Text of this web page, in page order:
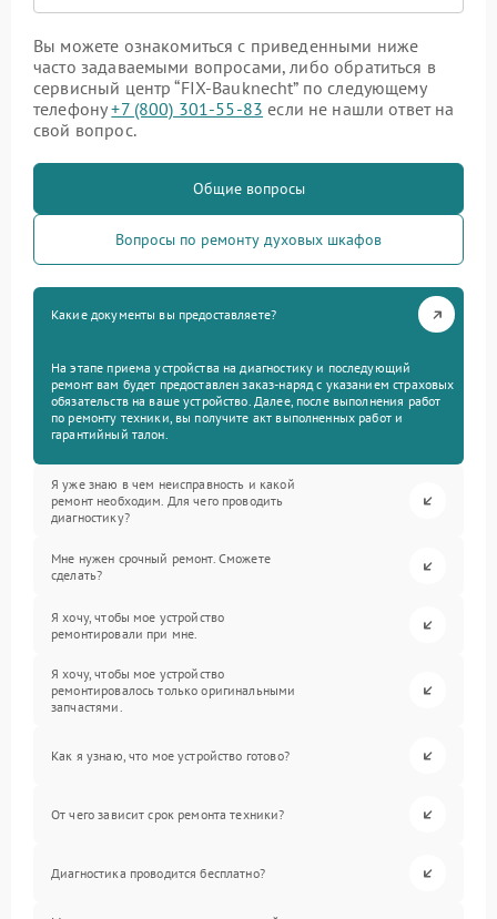
Вы можете ознакомиться с приведенными ниже
часто задаваемыми вопросами, либо обратиться в
сервисный центр “FIX-Bauknecht” по следующему
телефону+7 (800) 301-55-83 если не нашли ответ на
свой вопрос.
Общие вопросы
Вопросы по ремонту духовых шкафов
Какие документы вы предоставляете?
На этапе приема устройства на диагностику и последующий
ремонт вам будет предоставлен заказ-наряд с указанием страховых
обязательств на ваше устройство. Далее, после выполнения работ
по ремонту техники, вы получите акт выполненных работ и
гарантийный талон.
Я уже знаю в чем неисправность и какой
ремонт необходим. Для чего проводить
диагностику?
Мне нужен срочный ремонт. Сможете
сделать?
Я хочу, чтобы мое устройство
ремонтировали при мне.
Я хочу, чтобы мое устройство
ремонтировалось только оригинальными
запчастями.
Как я узнаю, что мое устройство готово?
От чего зависит срок ремонта техники?
Диагностика проводится бесплатно?